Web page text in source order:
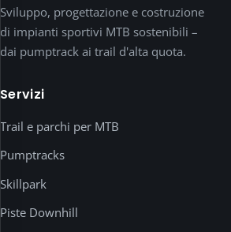
Sviluppo, progettazione e costruzione
di impianti sportivi MTB sostenibili –
dai pumptrack ai trail d'alta quota.
Servizi
Trail e parchi per MTB
Pumptracks
Skillpark
Piste Downhill
I
media
esterni
come
video
vengono
caricati
dopo
il